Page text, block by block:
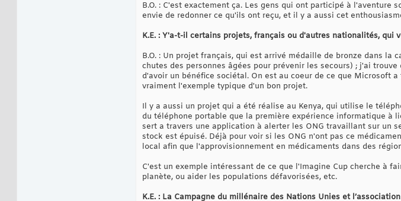
B.O. : C'est exactement ça. Les gens qui ont participé à
envie de redonner ce qu'ils ont reçu, et il y a aussi cet
K.E. : Y'a-t-il certains projets, français ou d'autres nationalités, qui
B.O. : Un projet français, qui est arrivé médaille de bronze dans
chutes des personnes âgées pour prévenir les secours) ; j'ai
d'avoir un bénéfice sociétal. On est au coeur de ce que Microsoft
vraiment l'exemple typique d'un bon projet.
Il y a aussi un projet qui a été réalise au Kenya, qui utilise le
du téléphone portable que la première expérience informatique à
sert a travers une application à alerter les ONG travaillant sur un
stock est épuisé. Déjà pour voir si les ONG n'ont pas ce
local afin que l'approvisionnement en médicaments dans des
C'est un exemple intéressant de ce que l'Imagine Cup cherche à
planète, ou aider les populations défavorisées, etc.
K.E. : La Campagne du millénaire des Nations Unies et